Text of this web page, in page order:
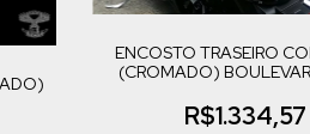
ENCOSTO TRASEIRO
(CROMADO)
R$1.334,57